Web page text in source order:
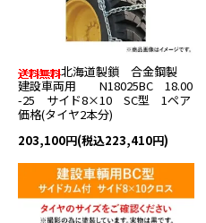
北海道製鎖 合金鋼製
建設車両用 N18025BC 18.00
-25 サイド8×10 SC型 1ペア
価格(タイヤ2本分)
203,100円(税込223,410円)